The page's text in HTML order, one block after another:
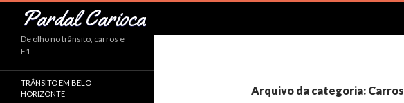
Pardal Carioca
Pesquisar
Arquivo da categoria: Carros
De olho no trânsito, carros e
F1
TRÂNSITO EM BELO
HORIZONTE